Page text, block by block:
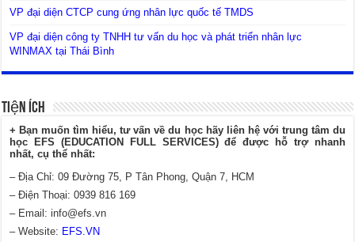
VP đại diện CTCP cung ứng nhân lực quốc tế TMDS
VP đại diện công ty TNHH tư vấn du học và phát triển nhân lực
WINMAX tại Thái Bình
Tiện Ích
+ Bạn muốn tìm hiểu, tư vấn về du học hãy liên hệ với trung tâm du
học EFS (EDUCATION FULL SERVICES) để được hỗ trợ nhanh
nhất, cụ thể nhất:
– Địa Chỉ: 09 Đường 75, P Tân Phong, Quận 7, HCM
– Điện Thoại: 0939 816 169
– Email:info@efs.vn
– Website: EFS.VN